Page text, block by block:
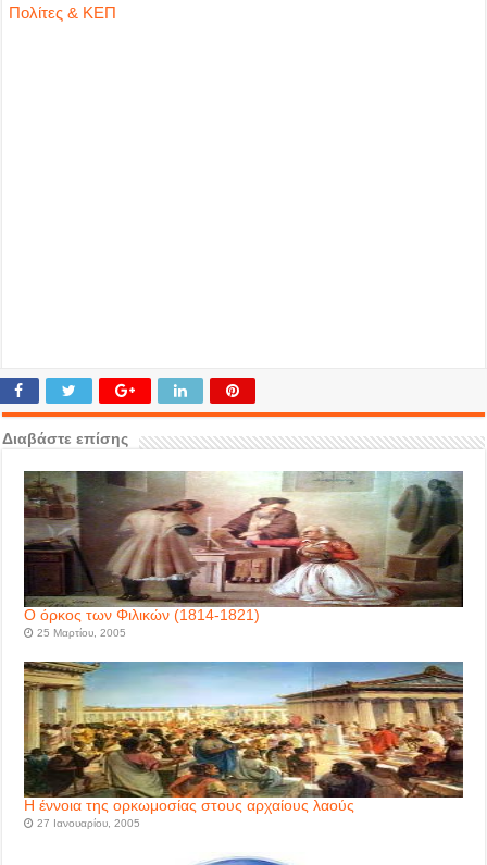
Πολίτες & ΚΕΠ
Διαβάστε επίσης
Ο όρκος των Φιλικών (1814-1821)
25 Μαρτίου, 2005
Η έννοια της ορκωμοσίας στους αρχαίους λαούς
27 Ιανουαρίου, 2005